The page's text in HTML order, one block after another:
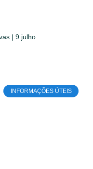
| 9 julho
INFORMAÇÕES ÚTEIS